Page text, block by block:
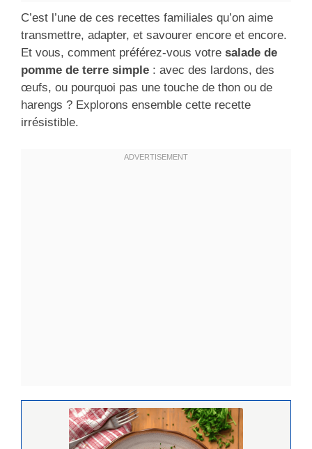
C’est l’une de ces recettes familiales qu’on aime
transmettre, adapter, et savourer encore et encore.
Et vous, comment préférez-vous votre salade de
pomme de terre simple : avec des lardons, des
œufs, ou pourquoi pas une touche de thon ou de
harengs ? Explorons ensemble cette recette
irrésistible.